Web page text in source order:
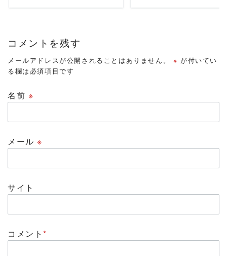
コメントを残す
メールアドレスが公開されることはありません。 ※ が付いてい
る欄は必須項目です
名前 ※
メール※
サイト
コメント*